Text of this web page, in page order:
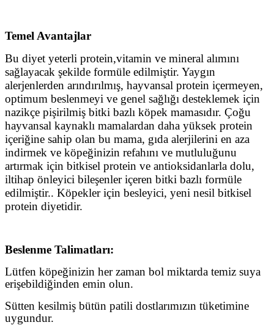
Temel Avantajlar
Bu diyet yeterli protein,vitamin ve mineral alımını
sağlayacak şekilde formüle edilmiştir. Yaygın
alerjenlerden arındırılmış, hayvansal protein içermeyen,
optimum beslenmeyi ve genel sağlığı desteklemek için
nazikçe pişirilmiş bitki bazlı köpek mamasıdır. Çoğu
hayvansal kaynaklı mamalardan daha yüksek protein
içeriğine sahip olan bu mama, gıda alerjilerini en aza
indirmek ve köpeğinizin refahını ve mutluluğunu
artırmak için bitkisel protein ve antioksidanlarla dolu,
iltihap önleyici bileşenler içeren bitki bazlı formüle
edilmiştir.. Köpekler için besleyici, yeni nesil bitkisel
protein diyetidir.
Beslenme Talimatları:
Lütfen köpeğinizin her zaman bol miktarda temiz suya
erişebildiğinden emin olun.
Sütten kesilmiş bütün patili dostlarımızın tüketimine
uygundur.